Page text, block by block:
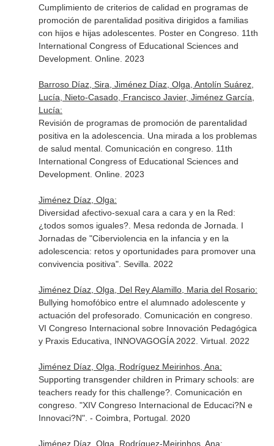
Cumplimiento de criterios de calidad en programas de
promoción de parentalidad positiva dirigidos a familias
con hijos e hijas adolescentes. Poster en Congreso. 11th
International Congress of Educational Sciences and
Development. Online. 2023
Barroso Díaz, Sira, Jiménez Díaz, Olga, Antolín Suárez,
Lucía, Nieto-Casado, Francisco Javier, Jiménez García,
Lucía:
Revisión de programas de promoción de parentalidad
positiva en la adolescencia. Una mirada a los problemas
de salud mental. Comunicación en congreso. 11th
International Congress of Educational Sciences and
Development. Online. 2023
Jiménez Díaz, Olga:
Diversidad afectivo-sexual cara a cara y en la Red:
¿todos somos iguales?. Mesa redonda de Jornada. I
Jornadas de "Ciberviolencia en la infancia y en la
adolescencia: retos y oportunidades para promover una
convivencia positiva". Sevilla. 2022
Jiménez Díaz, Olga, Del Rey Alamillo, Maria del Rosario:
Bullying homofóbico entre el alumnado adolescente y
actuación del profesorado. Comunicación en congreso.
VI Congreso Internacional sobre Innovación Pedagógica
y Praxis Educativa, INNOVAGOGÍA 2022. Virtual. 2022
Jiménez Díaz, Olga, Rodríguez Meirinhos, Ana:
Supporting transgender children in Primary schools: are
teachers ready for this challenge?. Comunicación en
congreso. "XIV Congreso Internacional de Educaci?N e
Innovaci?N". - Coimbra, Portugal. 2020
Jiménez Díaz, Olga, Rodríguez-Meirinhos, Ana: